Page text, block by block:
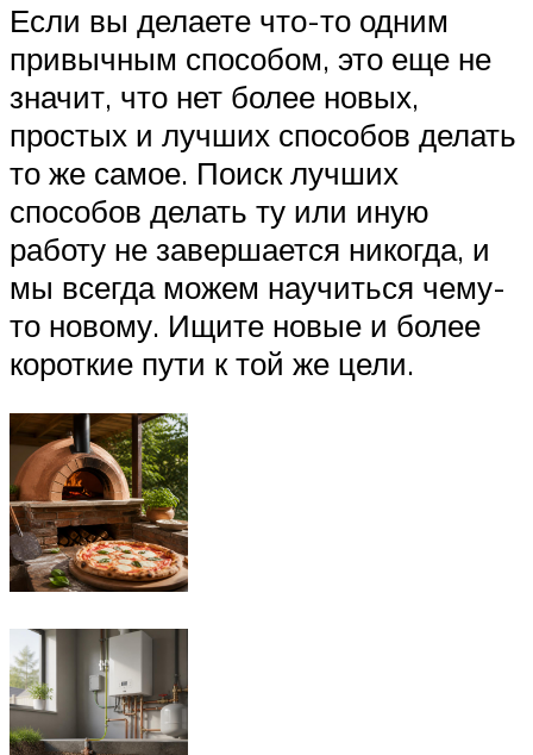
Если вы делаете что-то одним
привычным способом, это еще не
значит, что нет более новых,
простых и лучших способов делать
то же самое. Поиск лучших
способов делать ту или иную
работу не завершается никогда, и
мы всегда можем научиться чему-
то новому. Ищите новые и более
короткие пути к той же цели.